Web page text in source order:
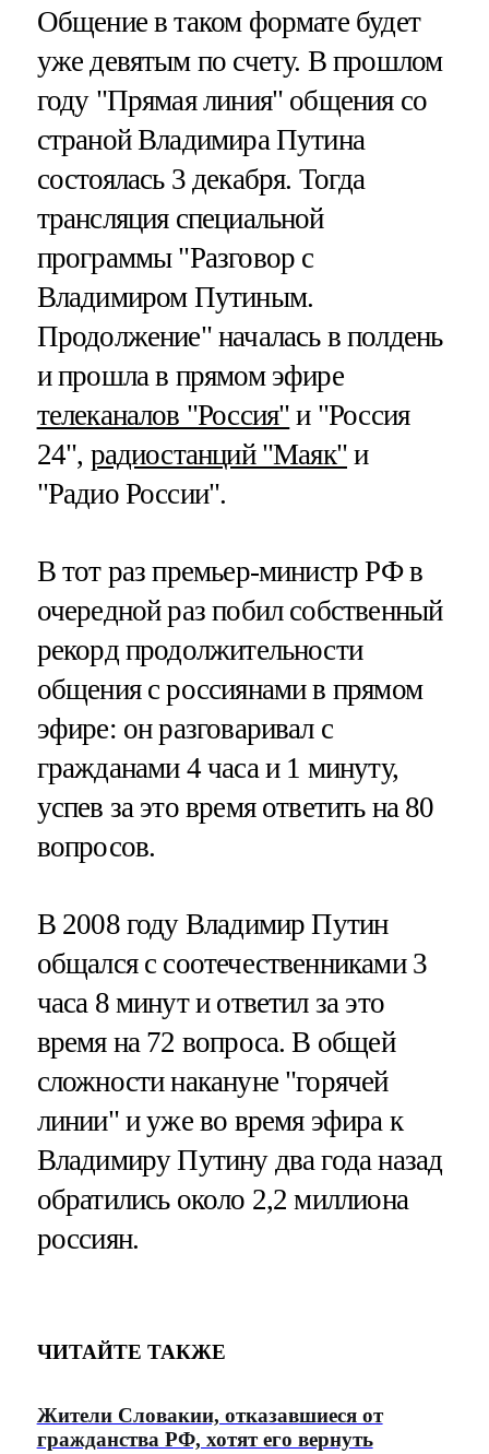
Общение в таком формате будет
уже девятым по счету. В прошлом
году "Прямая линия" общения со
страной Владимира Путина
состоялась 3 декабря. Тогда
трансляция специальной
программы "Разговор с
Владимиром Путиным.
Продолжение" началась в полдень
и прошла в прямом эфире
телеканалов "Россия" и "Россия
24", радиостанций "Маяк" и
"Радио России".
В тот раз премьер-министр РФ в
очередной раз побил собственный
рекорд продолжительности
общения с россиянами в прямом
эфире: он разговаривал с
гражданами 4 часа и 1 минуту,
успев за это время ответить на 80
вопросов.
В 2008 году Владимир Путин
общался с соотечественниками 3
часа 8 минут и ответил за это
время на 72 вопроса. В общей
сложности накануне "горячей
линии" и уже во время эфира к
Владимиру Путину два года назад
обратились около 2,2 миллиона
россиян.
ЧИТАЙТЕ ТАКЖЕ
Жители Словакии, отказавшиеся от
гражданства РФ, хотят его вернуть